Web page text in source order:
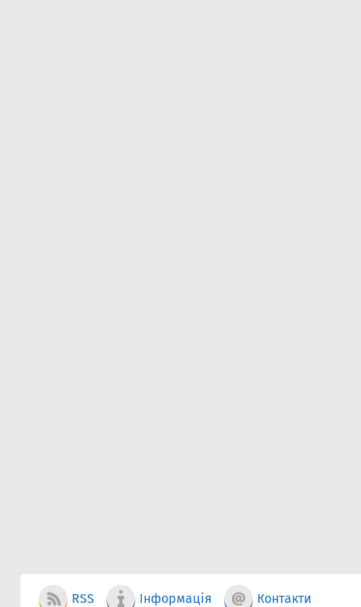
RSS Інформація Контакти